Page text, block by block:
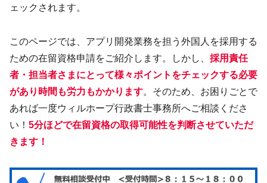
ェックされます。
このページでは、アプリ開発業務を担う外国人を採用する
ための在留資格申請をご紹介します。しかし、 採用責任
者・担当者さまにとって様々ポイントをチェックする必要
があり時間も労力もかかります。そのため、お困りごとで
あれば一度ウィルホープ行政書士事務所へご相談くださ
い！ 5分ほどで在留資格の取得可能性を判断させていただ
きます！